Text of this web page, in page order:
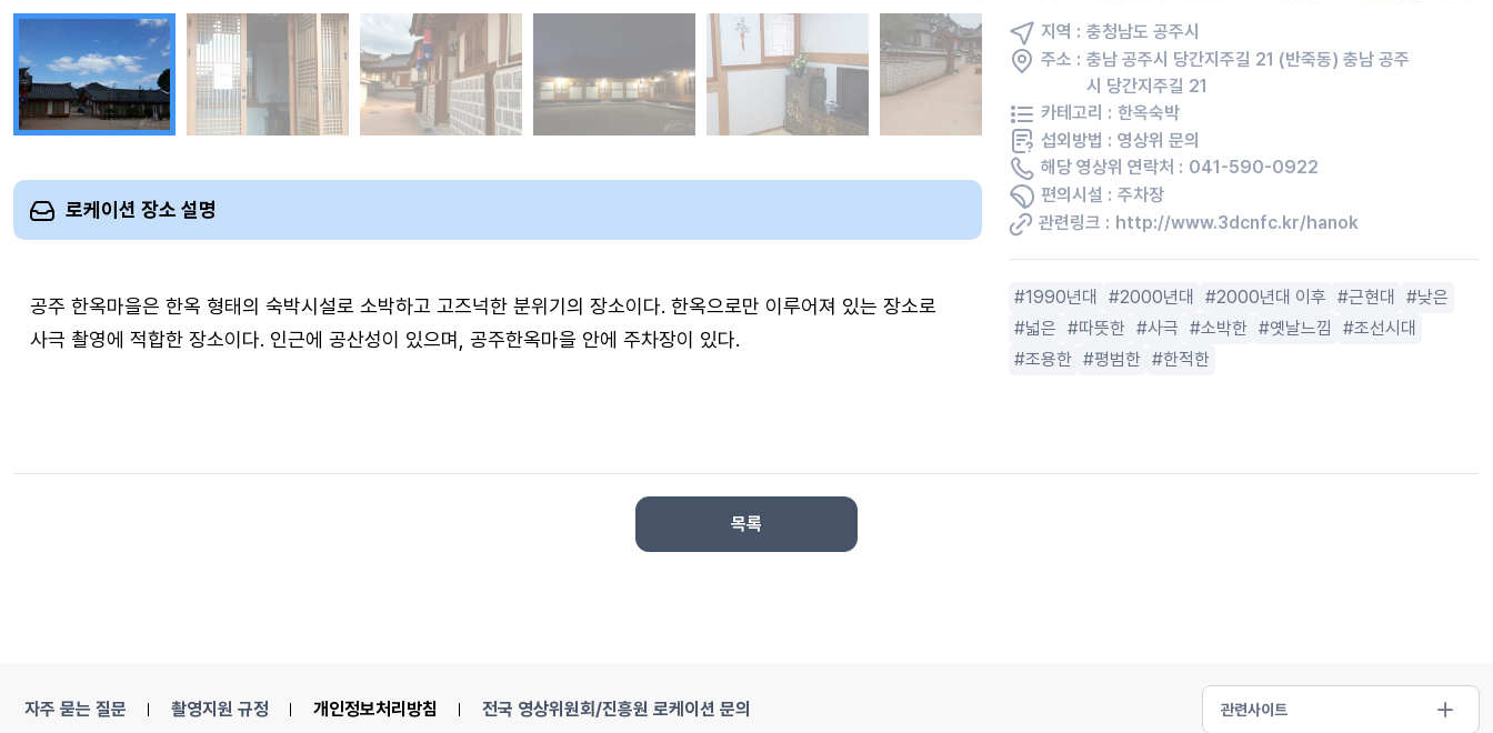
로케이션 장소 설명
공주 한옥마을은 한옥 형태의 숙박시설로 소박하고 고즈넉한 분위기의 장소이다. 한옥으로만 이루어져 있는 장소로
사극 촬영에 적합한 장소이다. 인근에 공산성이 있으며, 공주한옥마을 안에 주차장이 있다.
지역 : 충청남도 공주시
주소 : 충남 공주시 당간지주길 21 (반죽동) 충남 공주
시 당간지주길 21
카테고리 : 한옥숙박
섭외방법 : 영상위 문의
해당 영상위 연락처 : 041-590-0922
편의시설 : 주차장
관련링크 : http://www.3dcnfc.kr/hanok
1990년대 2000년대 2000년대 이후 근현대
낮은
넓은
따뜻한 사극 소박한 옛날느낌
조선시대
조용한
평범한 한적한
목록
자주 묻는 질문 촬영지원 규정 개인정보처리방침 전국 영상위원회/진흥원 로케이션 문의